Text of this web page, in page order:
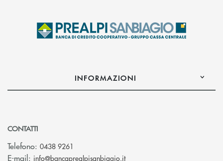
INFORMAZIONI
CONTATTI
Telefono: 0438 9261
E-mail: info@bancaprealpisanbiagio.it(si apre l’app di posta